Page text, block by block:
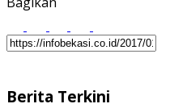
Berita Terkini